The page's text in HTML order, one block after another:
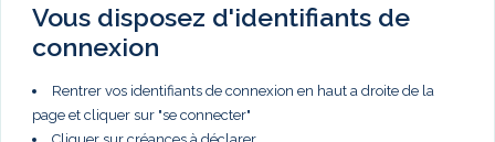
Vous disposez d'identifiants de
connexion
Rentrer vos identifiants de connexion en haut a droite de la
page et cliquer sur "se connecter"